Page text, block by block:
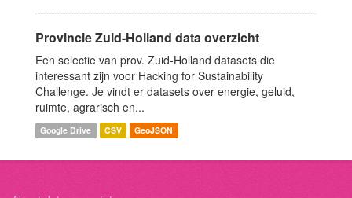
Provincie Zuid-Holland data overzicht
Een selectie van prov. Zuid-Holland datasets die
interessant zijn voor Hacking for Sustainability
Challenge. Je vindt er datasets over energie, geluid,
ruimte, agrarisch en...
Google Drive CSV GeoJSON